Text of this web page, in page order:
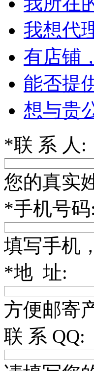
我想代
有店铺
能否提
想与贵
*联 系 人:
您的真实
*手机号码:
填写手机
*地 址:
方便邮寄
联 系 QQ: